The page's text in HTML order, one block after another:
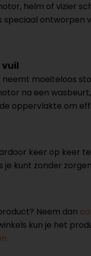
helm of vizier
speciaal
moeiteloos
na een
oppervlakte om
keer op keer
je kunt zonder
Neem dan
kun je het